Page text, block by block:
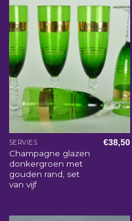
SERVIES
Champagne glazen
donkergroen met
gouden rand, set
van vijf
€38,50